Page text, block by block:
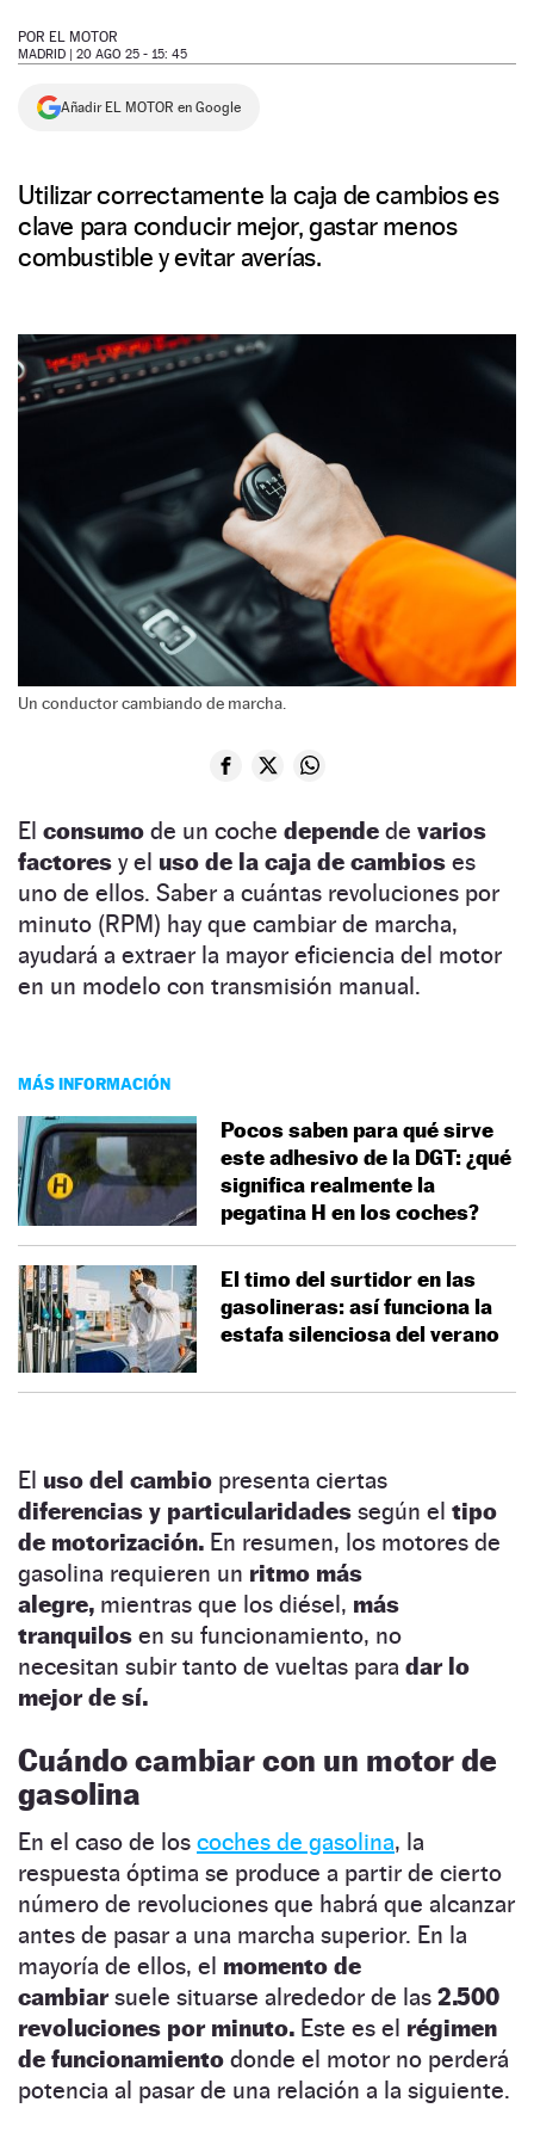
NEWSLETTER
SÍGUENOS
POR EL MOTOR
MADRID | 20 AGO 25 - 15: 45
Añadir EL MOTOR en Google
Utilizar correctamente la caja de cambios es
clave para conducir mejor, gastar menos
combustible y evitar averías.
Un conductor cambiando de marcha.
El consumo de un coche depende de varios
factores y el uso de la caja de cambios es
uno de ellos. Saber a cuántas revoluciones por
minuto (RPM) hay que cambiar de marcha,
ayudará a extraer la mayor eficiencia del motor
en un modelo con transmisión manual.
MÁS INFORMACIÓN
Pocos saben para qué sirve
este adhesivo de la DGT: ¿qué
significa realmente la
pegatina H en los coches?
El timo del surtidor en las
gasolineras: así funciona la
estafa silenciosa del verano
El uso del cambio presenta ciertas
diferencias y particularidades según el tipo
de motorización. En resumen, los motores de
gasolina requieren un ritmo más
alegre, mientras que los diésel, más
tranquilos en su funcionamiento, no
necesitan subir tanto de vueltas para dar lo
mejor de sí.
Cuándo cambiar con un motor de
gasolina
En el caso de los coches de gasolina, la
respuesta óptima se produce a partir de cierto
número de revoluciones que habrá que alcanzar
antes de pasar a una marcha superior. En la
mayoría de ellos, el momento de
cambiarsuele situarse alrededor de las 2.500
revoluciones por minuto. Este es el régimen
de funcionamiento donde el motor no perderá
potencia al pasar de una relación a la siguiente.